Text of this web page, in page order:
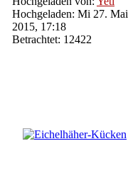
Hochgeladen: Mi 27. Mai
2015, 17:18
Betrachtet: 12422